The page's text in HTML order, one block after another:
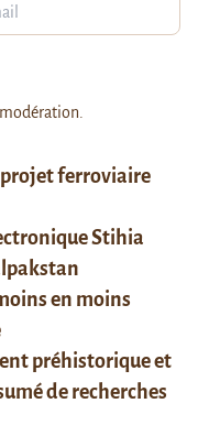
projet ferroviaire
Stihia
en moins
préhistorique et
de recherches